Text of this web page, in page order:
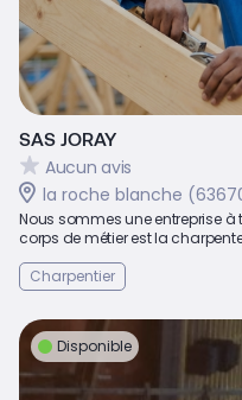
SAS JORAY
Aucun avis
la roche blanche
Nous sommes une entreprise à
corps de métier est la
Charpentier
Disponible